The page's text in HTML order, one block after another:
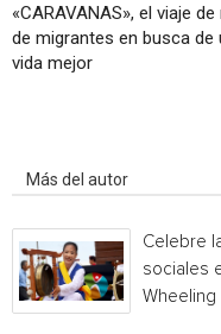
«CARAVANAS», el viaje
de migrantes en busca de
vida mejor
Más del autor
Celebre
sociales
Wheeling